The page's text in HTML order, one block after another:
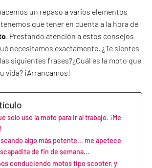
un repaso a varios elementos
que tener en cuenta a la hora de
. Prestando atención a estos consejos
necesitamos exactamente. ¿Te sientes
siguientes frases?¿Cuál es la moto que
vida? ¡Arrancamos!
solo uso la moto para ir al trabajo. ¡Me
algo más potente… me apetece
de fin de semana…
conduciendo motos tipo scooter, y